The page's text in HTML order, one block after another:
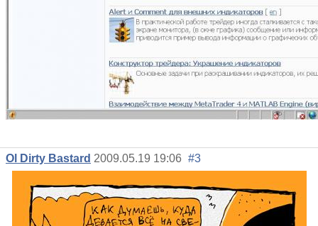
Ol Dirty Bastard 2009.05.19 19:06 #3